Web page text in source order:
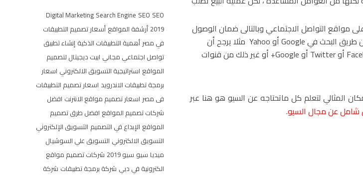
التواصل الاجتماعي وبالتالى ضمان الوصول
لعدد أكبر من الفئات والزوار المحتملين ، الأشخاص الذين يعثرون على موقعك عن طريق البحث في Google أو Yahoo مثلا يرجح أن
يشاركوا الموقع أو أحد مقالاته على منصات التواصل الاجتماعي المختلفة Facebook أو Twitter أو Google+ أو غير ذلك من قنوات
المثالي لتعلم كل ماتحتاجه عن السيو هو هنا عبر
شامل عن مجال السيو.
Digital Marketing Search Engine SEO SEO
2019 أرشفة المواقع أسعار تصميم التطبيقات
في مصر أهمية التطبيقات الذكية إنشاء تطبيق
تواصل اجتماعي مجاني ابيت ديجيتال لتصميم
المواقع استراتيجية التسويق الالكتروني اسعار
برمجة تطبيقات الاندرويد اسعار تصميم التطبيقات
فى مصر اسعار تصميم مواقع الانترنت افضل
شركات تصميم المواقع افضل طرق تصميم
المواقع الإبداع في التصميم التسويق الإلكتروني
التسويق الالكتروني التسويق علي السوشيال
ميديا سيو سيو 2019
شركات تصميم مواقع
الكترونية في دبي شركة برمجة تطبيقات شركة